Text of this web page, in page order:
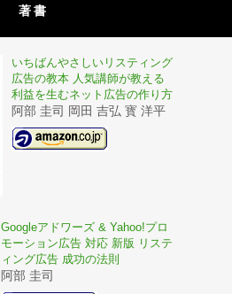
著書
いちばんやさしいリスティング
広告の教本 人気講師が教える
利益を生むネット広告の作り方
阿部 圭司 岡田 吉弘 寳 洋平
Googleアドワーズ & Yahoo!プロ
モーション広告 対応 新版 リステ
ィング広告 成功の法則
阿部 圭司